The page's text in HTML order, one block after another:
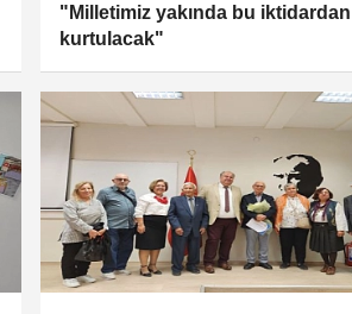
"Milletimiz yakında bu iktidardan
kurtulacak"